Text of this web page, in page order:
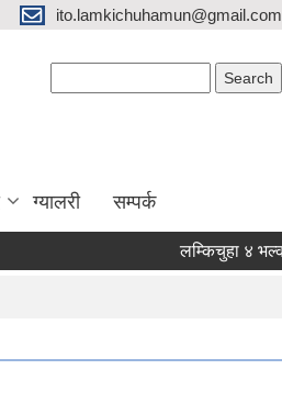
ito.lamkichuhamun@gmail.com
ग्यालरी सम्पर्क